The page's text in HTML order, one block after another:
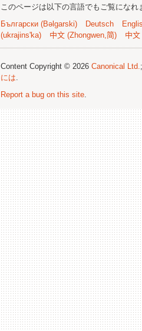
このページは以下の言語でもご覧になれ
Български (Bəlgarski)
Deutsch
(ukrajins'ka)
中文 (Zhongwen,简) 中
Content Copyright © 2026 Canonical Ltd.;
には.
Report a bug on this site.